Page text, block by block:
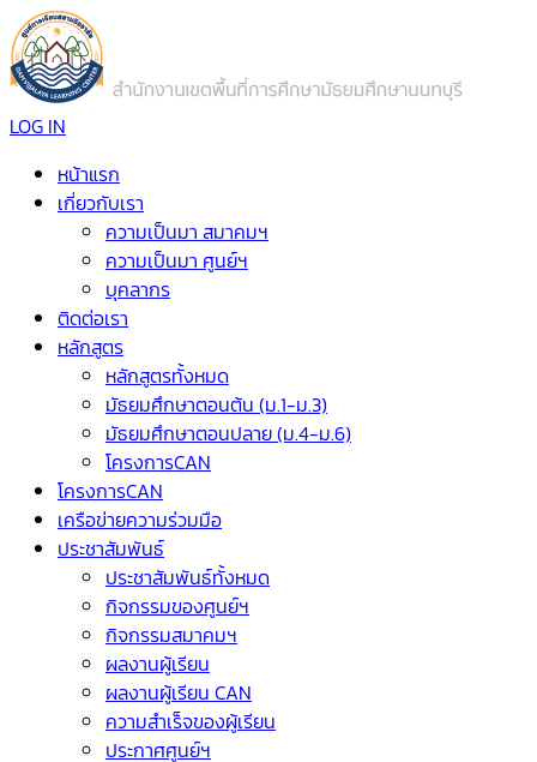
LOG IN
หน้าแรก
เกี่ยวกับเรา
ความเป็นมา สมาคมฯ
ความเป็นมา ศูนย์ฯ
บุคลากร
ติดต่อเรา
หลักสูตร
หลักสูตรทั้งหมด
มัธยมศึกษาตอนต้น (ม.1-ม.3)
มัธยมศึกษาตอนปลาย (ม.4-ม.6)
โครงการCAN
โครงการCAN
เครือข่ายความร่วมมือ
ประชาสัมพันธ์
ประชาสัมพันธ์ทั้งหมด
กิจกรรมของศูนย์ฯ
กิจกรรมสมาคมฯ
ผลงานผู้เรียน
ผลงานผู้เรียน CAN
ความสำเร็จของผู้เรียน
ประกาศศูนย์ฯ